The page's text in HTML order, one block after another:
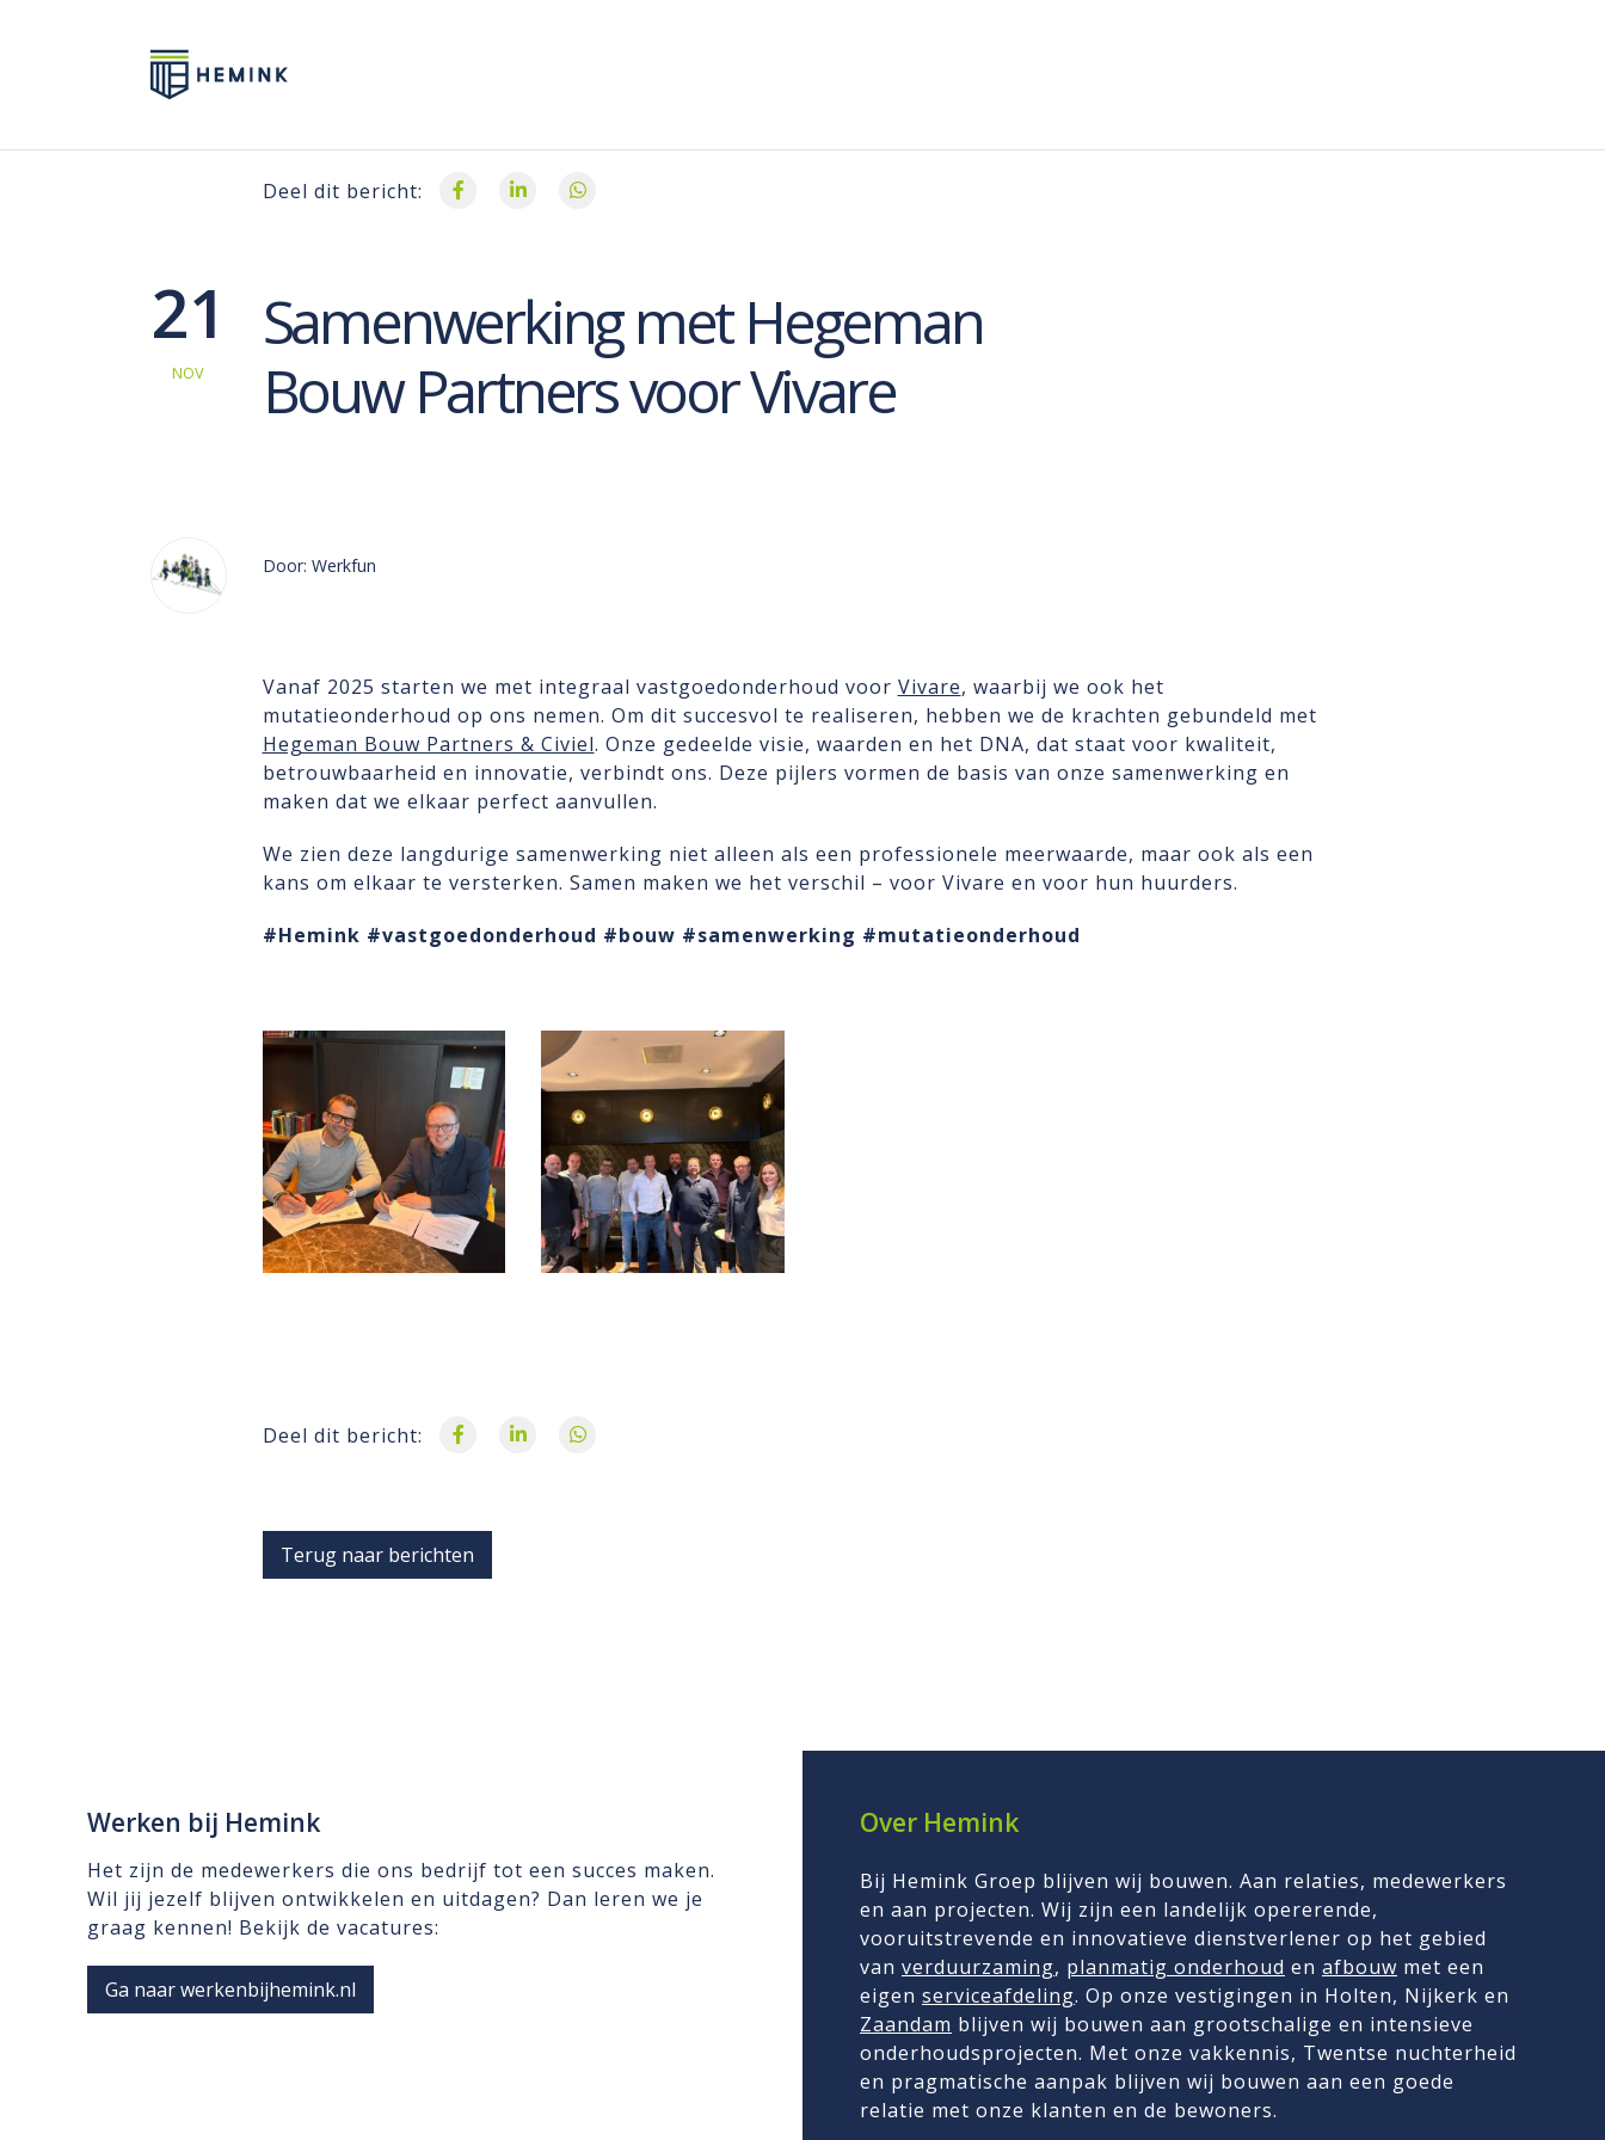
Deel dit bericht:
21
NOV
Samenwerking met Hegeman
Bouw Partners voor Vivare
Door: Werkfun
Vanaf 2025 starten we met integraal vastgoedonderhoud voor Vivare, waarbij we ook het
mutatieonderhoud op ons nemen. Om dit succesvol te realiseren, hebben we de krachten gebundeld met
Hegeman Bouw Partners & Civiel. Onze gedeelde visie, waarden en het DNA, dat staat voor kwaliteit,
betrouwbaarheid en innovatie, verbindt ons. Deze pijlers vormen de basis van onze samenwerking en
maken dat we elkaar perfect aanvullen.
We zien deze langdurige samenwerking niet alleen als een professionele meerwaarde, maar ook als een
kans om elkaar te versterken. Samen maken we het verschil – voor Vivare en voor hun huurders.
#Hemink #vastgoedonderhoud #bouw #samenwerking #mutatieonderhoud
Deel dit bericht:
Terug naar berichten
Werken bij Hemink
Het zijn de medewerkers die ons bedrijf tot een succes maken.
Wil jij jezelf blijven ontwikkelen en uitdagen? Dan leren we je
graag kennen! Bekijk de vacatures:
Ga naar werkenbijhemink.nl
Over Hemink
Bij Hemink Groep blijven wij bouwen. Aan relaties, medewerkers
en aan projecten. Wij zijn een landelijk opererende,
vooruitstrevende en innovatieve dienstverlener op het gebied
van verduurzaming, planmatig onderhoud en afbouw met een
eigen serviceafdeling. Op onze vestigingen in Holten, Nijkerk en
Zaandam blijven wij bouwen aan grootschalige en intensieve
onderhoudsprojecten. Met onze vakkennis, Twentse nuchterheid
en pragmatische aanpak blijven wij bouwen aan een goede
relatie met onze klanten en de bewoners.